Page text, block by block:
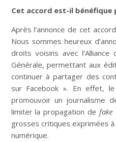
Cet accord est-il bénéfique
Après l’annonce de cet
Nous sommes heureux
droits voisins avec l’Alliance
Générale, permettant aux
continuer à partager des
sur Facebook ». En effet,
promouvoir un journalisme
limiter la propagation defake
grosses critiques exprimées
numérique.